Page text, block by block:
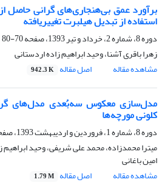
برآورد عمق بی‌هنجاری‌های گرانی
استفاده از تبدیل هیلبرت تغییریافته
دوره 8، شماره 2، خرداد و تیر 1393، صفحه
70-80
زهرا باقری آشنا، وحید ابراهیم زاده اردستانی
مشاهده مقاله
اصل مقاله 942.3 K
مدل‌سازی معکوس سه‌بُعدی مدل‌های
کلونی مورچه‌‌ها
دوره 8، شماره 1، فروردین و اردیبهشت 1393، صفحه
میترا محمدزاده، محمد علی شریفی، وحید
امین باغانی
مشاهده مقاله
اصل مقاله 1.79 M